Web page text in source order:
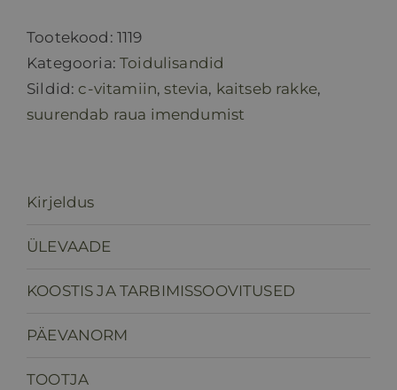
kogus
Tootekood: 1119
Kategooria:Toidulisandid
Sildid: c-vitamiin,stevia, kaitseb rakke,
suurendab raua imendumist
Kirjeldus
ÜLEVAADE
KOOSTIS JA TARBIMISSOOVITUSED
PÄEVANORM
TOOTJA